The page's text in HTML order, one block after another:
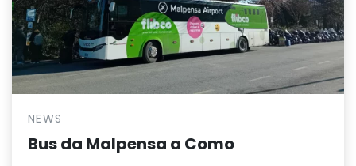
NEWS
Bus da Malpensa a Como